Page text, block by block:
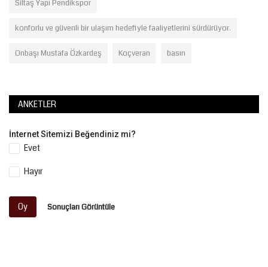
Siltaş Yapı Pendikspor
konforlu ve güvenli bir ulaşım hedefiyle faaliyetlerini sürdürüyor.
Onbaşı Mustafa Özkardeş Koçveran basın
ANKETLER
İnternet Sitemizi Beğendiniz mi?
Evet
Hayır
Oy Sonuçları Görüntüle